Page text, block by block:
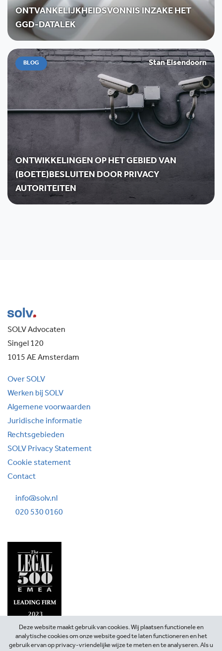
ONTVANKELIJKHEIDSVONNIS INZAKE HET
GGD-DATALEK
BLOG Stan Elsendoorn
ONTWIKKELINGEN OP HET GEBIED VAN
(BOETE)BESLUITEN DOOR PRIVACY
AUTORITEITEN
SOLV Advocaten
Singel 120
1015 AE Amsterdam
Over SOLV
Werken bij SOLV
Algemene voorwaarden
Juridische informatie
Rechtsgebieden
SOLV Privacy Statement
Cookie statement
Contact
info@solv.nl
020 530 0160
Deze website maakt gebruik van cookies. Wij plaatsen functionele en
analytische cookies om onze website goed te laten functioneren en het
gebruik ervan op privacy-vriendelijke wijze te meten en te analyseren. Als u